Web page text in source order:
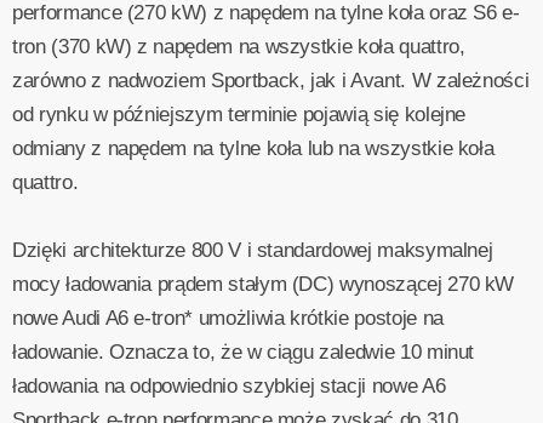
performance (270 kW) z napędem na tylne koła oraz S6 e-
tron (370 kW) z napędem na wszystkie koła quattro,
zarówno z nadwoziem Sportback, jak i Avant. W zależności
od rynku w późniejszym terminie pojawią się kolejne
odmiany z napędem na tylne koła lub na wszystkie koła
quattro.
Dzięki architekturze 800 V i standardowej maksymalnej
mocy ładowania prądem stałym (DC) wynoszącej 270 kW
nowe Audi A6 e-tron* umożliwia krótkie postoje na
ładowanie. Oznacza to, że w ciągu zaledwie 10 minut
ładowania na odpowiednio szybkiej stacji nowe A6